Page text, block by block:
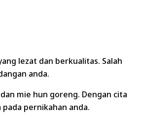
lezat dan berkualitas. Salah
anda.
mie hun goreng. Dengan cita
pernikahan anda.